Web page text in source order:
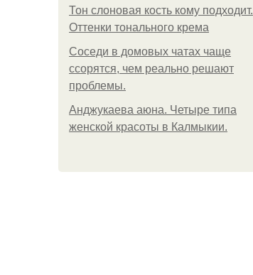
Тон слоновая кость кому подходит.
Оттенки тонального крема
Соседи в домовых чатах чаще
ссорятся, чем реально решают
проблемы.
Анджукаева аюна. Четыре типа
женской красоты в Калмыкии.